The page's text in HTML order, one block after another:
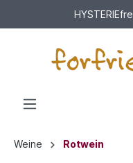
Weine Rotwein